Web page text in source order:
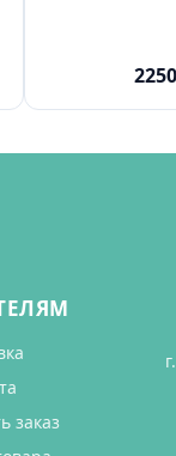
2250
заказ